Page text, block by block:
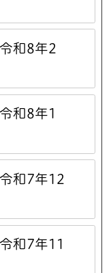
和8年2
和8年1
和7年12
和7年11